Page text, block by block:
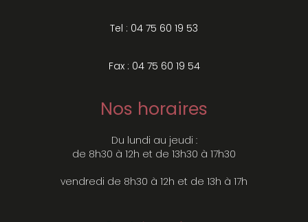
Tel : 04 75 60 19 53
Fax : 04 75 60 19 54
Nos horaires
Du lundi au jeudi :
de 8h30 à 12h et de 13h30 à 17h30
vendredi de 8h30 à 12h et de 13h à 17h